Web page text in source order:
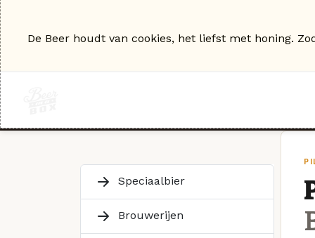
Speciaalbier
Brouwerijen
De Beer houdt van cookies, het liefst met honing.